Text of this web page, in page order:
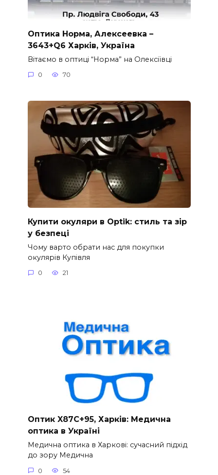
Оптика Норма, Алексеевка –
3643+Q6 Харків, Україна
Вітаємо в оптиці “Норма” на Олексіївці
0 70
Купити окуляри в Optik: стиль та зір
у безпеці
Чому варто обрати нас для покупки
окулярів Купівля
0 21
Оптик X87C+95, Харків: Медична
оптика в Україні
Медична оптика в Харкові: сучасний підхід
до зору Медична
0 54